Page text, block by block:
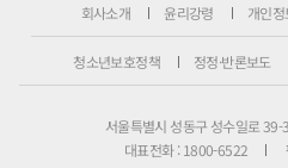
회사소개 윤리강령 개인
청소년보호정책 정정·반론보도
서울특별시 성동구 성수일로
대표전화 : 1800-6522